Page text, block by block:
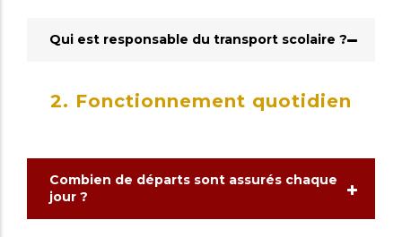
Qui est responsable du transport scolaire ?
2. Fonctionnement quotidien
Combien de départs sont assurés chaque
jour ?